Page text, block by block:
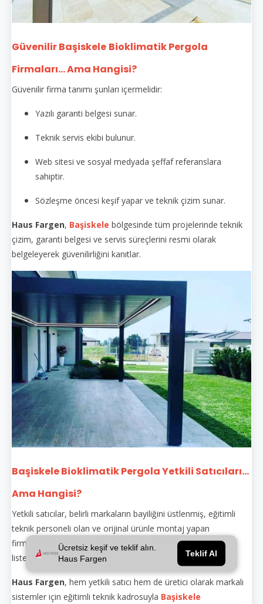
Ücretsiz keşif ve teklif alın.
Haus Fargen
Teklif Al
Güvenilir Başiskele Bioklimatik Pergola
Firmaları... Ama Hangisi?
Güvenilir firma tanımı şunları içermelidir:
Yazılı garanti belgesi sunar.
Teknik servis ekibi bulunur.
Web sitesi ve sosyal medyada şeffaf referanslara
sahiptir.
Sözleşme öncesi keşif yapar ve teknik çizim sunar.
Haus Fargen, Başiskele bölgesinde tüm projelerinde teknik
çizim, garanti belgesi ve servis süreçlerini resmi olarak
belgeleyerek güvenilirliğini kanıtlar.
Başiskele Bioklimatik Pergola Yetkili Satıcıları...
Ama Hangisi?
Yetkili satıcılar, belirli markaların bayiliğini üstlenmiş, eğitimli
teknik personeli olan ve orijinal ürünle montaj yapan
firmalardır. Yetkili satıcılar genellikle markanın sitesinde
listelenir.
Haus Fargen, hem yetkili satıcı hem de üretici olarak markalı
sistemler için eğitimli teknik kadrosuyla Başiskele